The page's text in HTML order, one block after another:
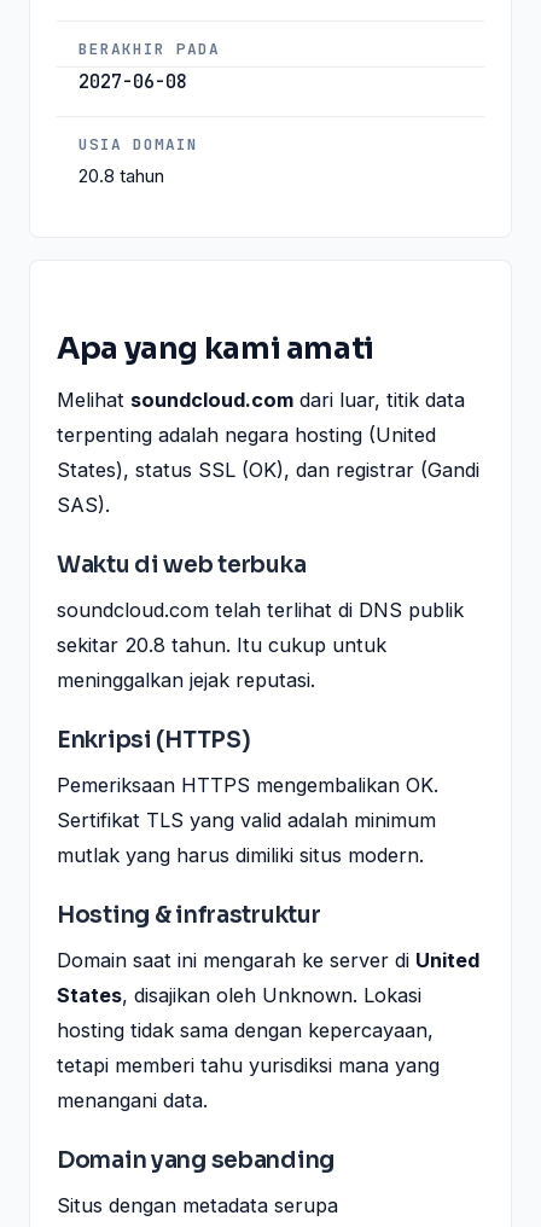
BERAKHIR PADA
2027-06-08
USIA DOMAIN
20.8 tahun
Apa yang kami amati
Melihat soundcloud.com dari luar, titik data
terpenting adalah negara hosting (United
States), status SSL (OK), dan registrar (Gandi
SAS).
Waktu di web terbuka
soundcloud.com telah terlihat di DNS publik
sekitar 20.8 tahun. Itu cukup untuk
meninggalkan jejak reputasi.
Enkripsi (HTTPS)
Pemeriksaan HTTPS mengembalikan OK.
Sertifikat TLS yang valid adalah minimum
mutlak yang harus dimiliki situs modern.
Hosting & infrastruktur
Domain saat ini mengarah ke server di United
States, disajikan oleh Unknown. Lokasi
hosting tidak sama dengan kepercayaan,
tetapi memberi tahu yurisdiksi mana yang
menangani data.
Domain yang sebanding
Situs dengan metadata serupa